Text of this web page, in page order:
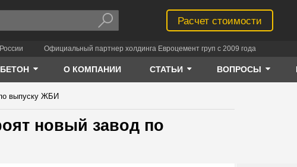
Расчет стоимости
Официальный партнер холдинга Евроцемент груп с 2009 года
БЕТОН О КОМПАНИИ СТАТЬИ ВОПРОСЫ
по выпуску ЖБИ
новый завод по